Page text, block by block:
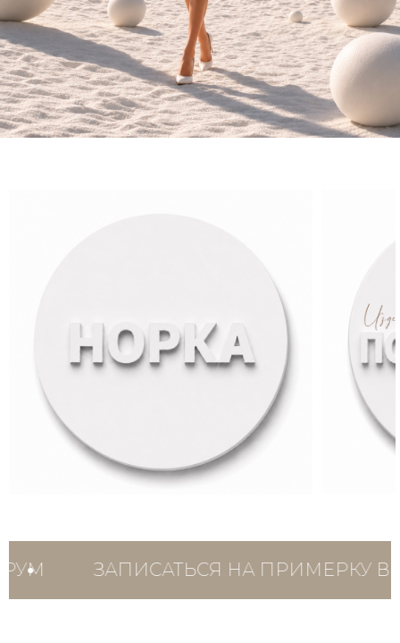
ЗАПИСАТЬСЯ НА ПРИМЕРКУ В